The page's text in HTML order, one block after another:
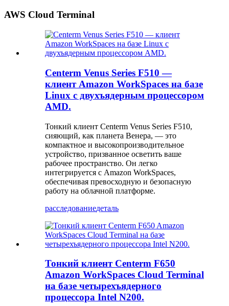
AWS Cloud Terminal
Centerm Venus Series F510 —
клиент Amazon WorkSpaces на базе
Linux с двухъядерным процессором
AMD.
Тонкий клиент Centerm Venus Series F510,
сияющий, как планета Венера, — это
компактное и высокопроизводительное
устройство, призванное осветить ваше
рабочее пространство. Он легко
интегрируется с Amazon WorkSpaces,
обеспечивая превосходную и безопасную
работу на облачной платформе.
расследованиедеталь
Тонкий клиент Centerm F650
Amazon WorkSpaces Cloud Terminal
на базе четырехъядерного
процессора Intel N200.